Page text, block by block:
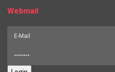
Webmail